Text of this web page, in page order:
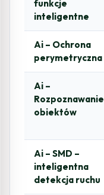
funkcje
inteligentne
Ai – Ochrona
perymetryczna
Ai –
Rozpoznawanie
obiektów
Ai – SMD –
inteligentna
detekcja ruchu